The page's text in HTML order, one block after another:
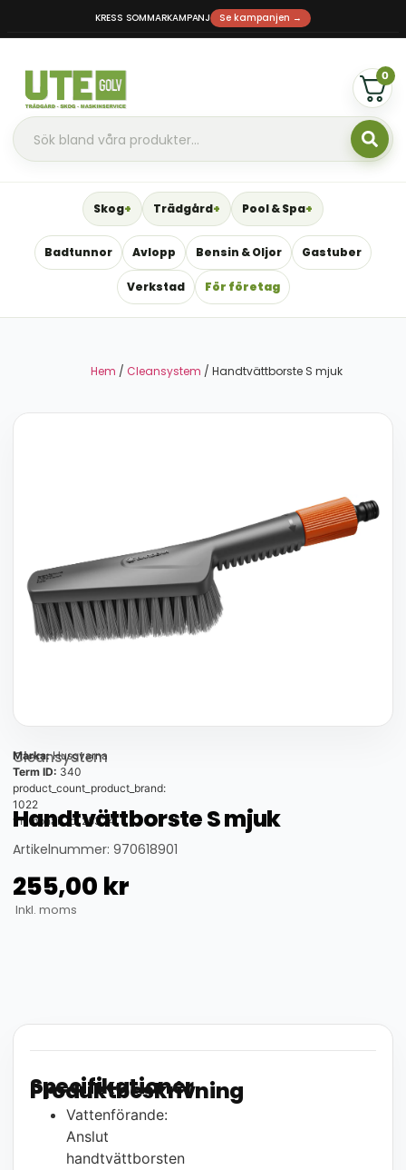
KRESS SOMMARKAMPANJ Se kampanjen →
0
Skog Trädgård Pool & Spa
Badtunnor Avlopp Bensin & Oljor Gastuber
Verkstad För företag
Hem / Cleansystem / Handtvättborste S mjuk
Cleansystem
Marka:Husqvarna
Term ID: 340
product_count_product_brand:
1022
thumbnail_id: 25324
Handtvättborste S mjuk
Artikelnummer: 970618901
255,00 kr
Inkl. moms
Produktbeskrivning
Vattenförande:
Anslut
handtvättborsten
Specifikationer